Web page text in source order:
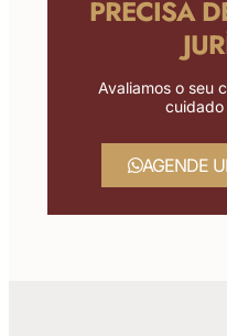
PRECISA
Avaliamos o seu
cuidado
AGENDE